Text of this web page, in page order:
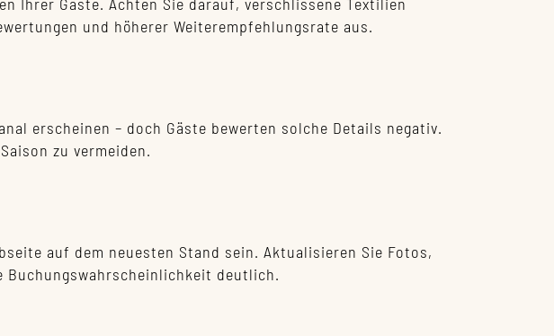
und höherer Weiterempfehlungsrate aus.
erscheinen – doch Gäste bewerten solche Details negativ.
zu vermeiden.
auf dem neuesten Stand sein. Aktualisieren Sie Fotos,
deutlich.